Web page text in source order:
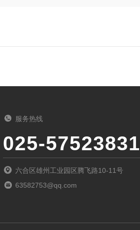
服务热线
025-57523831
六合区雄州工业园区腾飞路10-11号
63582753@qq.com